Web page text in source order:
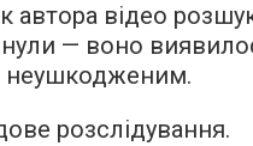
автора відео
— воно
неушкодженим.
розслідування.